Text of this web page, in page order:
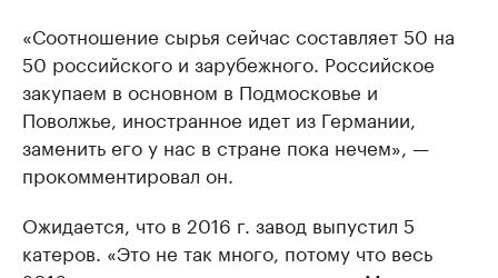
«Соотношение сырья сейчас составляет 50 на
50 российского и зарубежного. Российское
закупаем в основном в Подмосковье и
Поволжье, иностранное идет из Германии,
заменить его у нас в стране пока нечем», —
прокомментировал он.
Ожидается, что в 2016 г. завод выпустил 5
катеров. «Это не так много, потому что весь